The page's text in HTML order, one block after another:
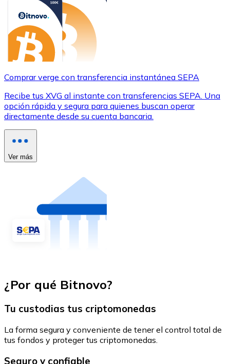
Comprar verge con transferencia instantánea SEPA
Recibe tus XVG al instante con transferencias SEPA. Una
opción rápida y segura para quienes buscan operar
directamente desde su cuenta bancaria.
Ver más
¿Por qué Bitnovo?
Tu custodias tus criptomonedas
La forma segura y conveniente de tener el control total de
tus fondos y proteger tus criptomonedas.
Seguro y confiable